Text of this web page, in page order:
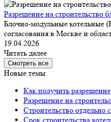
Разрешение на строительство
Блочно-модульные котельные
согласования в Москве и
19.04.2026
Читать далее
Смотреть все
Новые темы
Как получить
Разрешение на
Строительство отдельно
Срок строительства